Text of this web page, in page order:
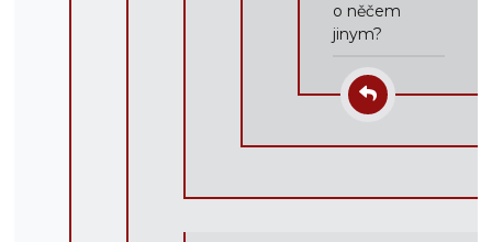
o něčem
jinym?